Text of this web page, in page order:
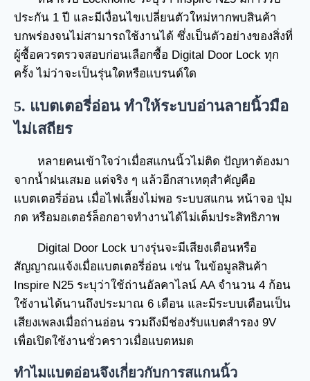
ประกัน 1 ปี และมีเงื่อนไขเปลี่ยนตัวใหม่หากพบสินค้า
บกพร่องจนไม่สามารถใช้งานได้ ซึ่งเป็นตัวอย่างของสิ่งที่
ผู้ซื้อควรตรวจสอบก่อนเลือกซื้อ Digital Door Lock ทุก
ครั้ง ไม่ว่าจะเป็นรุ่นใดหรือแบรนด์ใด
5. แบตเตอรี่อ่อน ทำให้ระบบอ่านลายนิ้วมือ
ไม่เสถียร
หลายคนเข้าใจว่าเมื่อสแกนนิ้วไม่ติด ปัญหาต้องมา
จากน้ำฝนเสมอ แต่จริง ๆ แล้วอีกสาเหตุสำคัญคือ
แบตเตอรี่อ่อน เมื่อไฟเลี้ยงไม่พอ ระบบสแกน หน้าจอ ปุ่ม
กด หรือมอเตอร์ล็อกอาจทำงานได้ไม่เต็มประสิทธิภาพ
Digital Door Lock บางรุ่นจะมีเสียงเตือนหรือ
สัญญาณแจ้งเมื่อแบตเตอรี่อ่อน เช่น ในข้อมูลสินค้า
Inspire N25 ระบุว่าใช้ถ่านอัลคาไลน์ AA จำนวน 4 ก้อน
ใช้งานได้นานถึงประมาณ 6 เดือน และมีระบบเตือนเป็น
เสียงเพลงเมื่อถ่านอ่อน รวมถึงมีช่องรับแบตสำรอง 9V
เพื่อเปิดใช้งานชั่วคราวเมื่อแบตหมด
ทำไมแบตอ่อนจึงเกี่ยวกับการสแกนนิ้ว